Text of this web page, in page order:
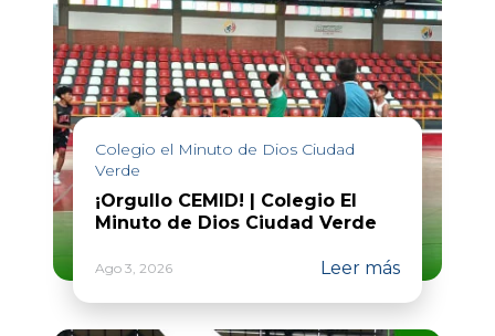
Colegio el Minuto de Dios Ciudad
Verde
¡Orgullo CEMID! | Colegio El
Minuto de Dios Ciudad Verde
Ago 3, 2026 Leer más